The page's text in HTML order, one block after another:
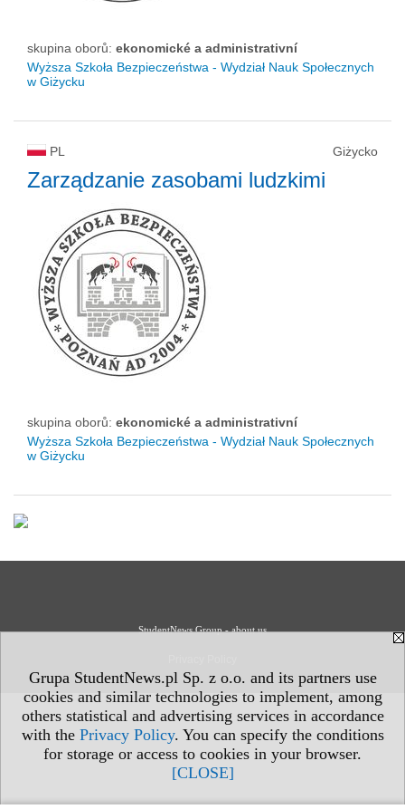
Grupa StudentNews.pl Sp. z o.o. and its partners use
cookies and similar technologies to implement, among
others statistical and advertising services in accordance
with the Privacy Policy. You can specify the conditions
for storage or access to cookies in your browser.
[CLOSE]
skupina oborů: ekonomické a administrativní
Wyższa Szkoła Bezpieczeństwa - Wydział Nauk Społecznych
w Giżycku
PL Giżycko
Zarządzanie zasobami ludzkimi
skupina oborů: ekonomické a administrativní
Wyższa Szkoła Bezpieczeństwa - Wydział Nauk Społecznych
w Giżycku
StudentNews Group - about us